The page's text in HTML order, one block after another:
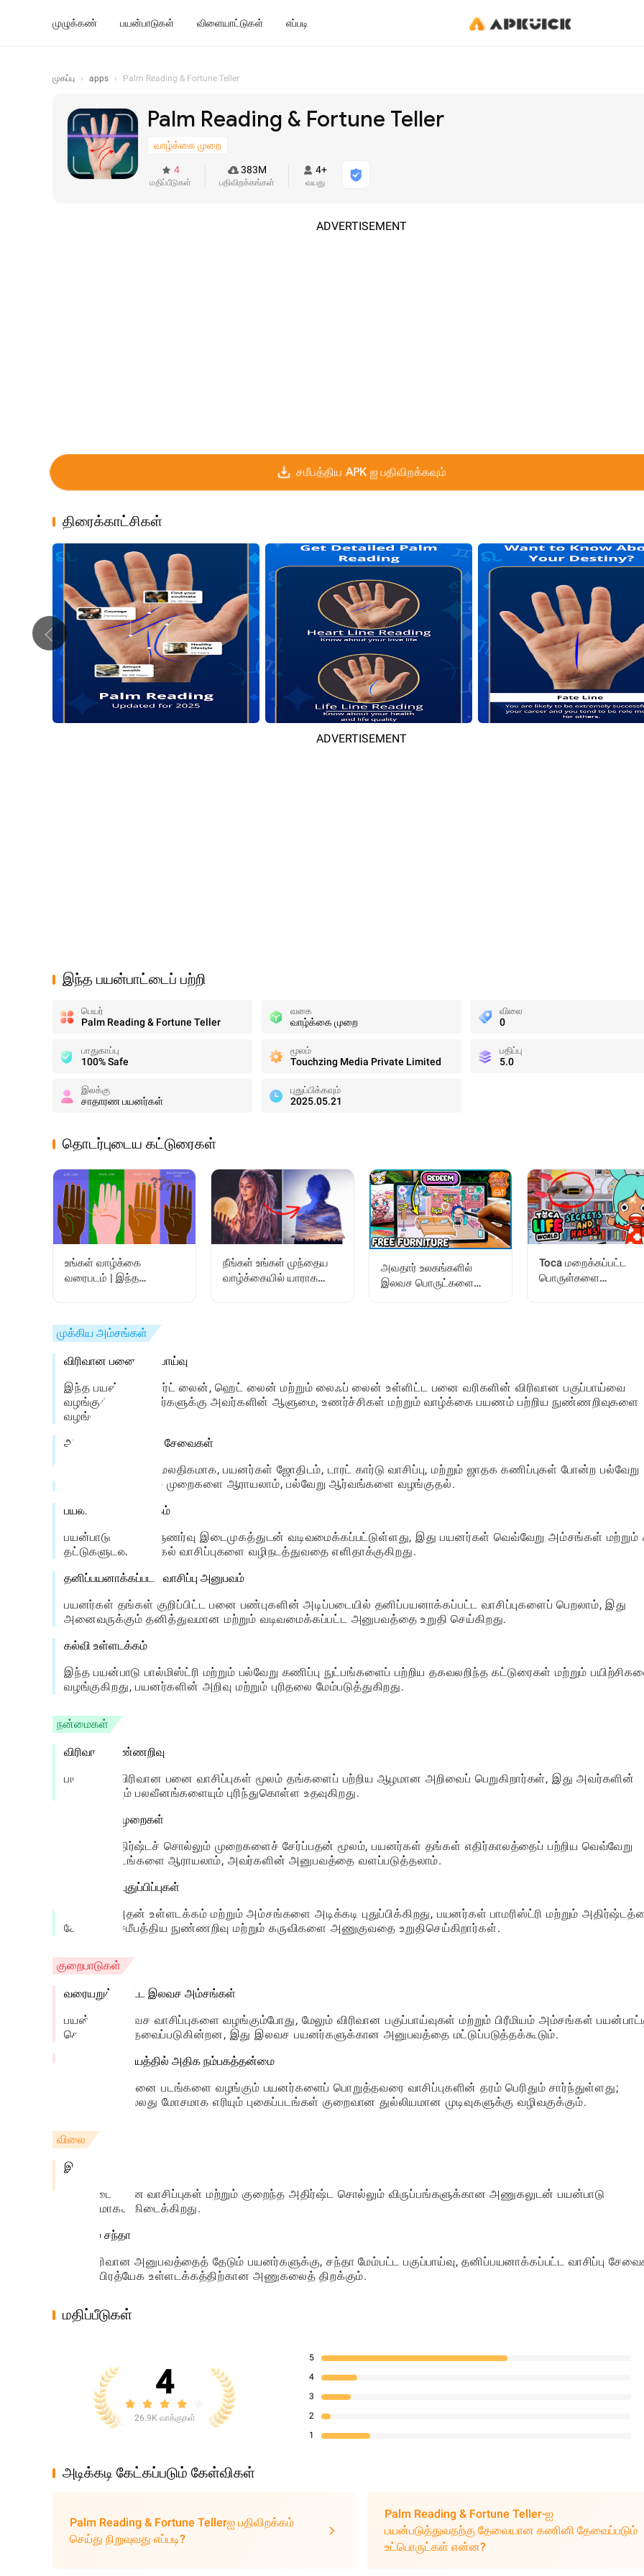
முழுக்கண் பயன்பாடுகள் விளையாட்டுகள் எப்படி
முகப்பு › apps › Palm Reading & Fortune Teller
Palm Reading & Fortune Teller
வாழ்க்கை முறை
4
மதிப்பீடுகள்
383M
பதிவிறக்கங்கள்
4+
வயது
ADVERTISEMENT
சமீபத்திய APK ஐ பதிவிறக்கவும்
திரைக்காட்சிகள்
ADVERTISEMENT
இந்த பயன்பாட்டைப் பற்றி
பெயர்
Palm Reading & Fortune Teller
வகை
வாழ்க்கை முறை
விலை
0
பாதுகாப்பு
100% Safe
மூலம்
Touchzing Media Private Limited
பதிப்பு
5.0
இலக்கு
சாதாரண பயனர்கள்
புதுப்பிக்கவும்
2025.05.21
தொடர்புடைய கட்டுரைகள்
உங்கள் வாழ்க்கை
வரைபடம் | இந்த
எதிர்காலத்தை
கண்டறியுங்கள்
நீங்கள் உங்கள் முந்தைய
வாழ்க்கையில் யாராக
அவதார் உலகங்களில்
இலவச பொருட்களை
Toca மறைக்கப்பட்ட
பொருள்களை
முக்கிய அம்சங்கள்
விரிவான பனை பகுப்பாய்வு
இந்த பயன்பாடு ஹார்ட் லைன், ஹெட் லைன் மற்றும் லைஃப் லைன் உள்ளிட்ட பனை வரிகளின் விரிவான பகுப்பாய்வை
வழங்குகிறது, பயனர்களுக்கு அவர்களின் ஆளுமை, உணர்ச்சிகள் மற்றும் வாழ்க்கை பயணம் பற்றிய நுண்ணறிவுகளை
வழங்குகிறது.
அதிர்ஷ்டம் சொல்லும் சேவைகள்
பனை வாசிப்புக்கு மேலதிகமாக, பயனர்கள் ஜோதிடம், டாரட் கார்டு வாசிப்பு, மற்றும் ஜாதக கணிப்புகள் போன்ற பல்வேறு
அதிர்ஷ்டச் செல்லும் முறைகளை ஆராயலாம், பல்வேறு ஆர்வங்களை வழங்குதல்.
பயனர் நட்பு இடைமுகம்
பயன்பாடு ஒரு உள்ளுணர்வு இடைமுகத்துடன் வடிவமைக்கப்பட்டுள்ளது, இது பயனர்கள் வெவ்வேறு அம்சங்கள் மற்றும்
தட்டுகளுடன் அணுகல் வாசிப்புகளை வழிநடத்துவதை எளிதாக்குகிறது.
தனிப்பயனாக்கப்பட்ட வாசிப்பு அனுபவம்
பயனர்கள் தங்கள் குறிப்பிட்ட பனை பண்புகளின் அடிப்படையில் தனிப்பயனாக்கப்பட்ட வாசிப்புகளைப் பெறலாம், இது
அனைவருக்கும் தனித்துவமான மற்றும் வடிவமைக்கப்பட்ட அனுபவத்தை உறுதி செய்கிறது.
கல்வி உள்ளடக்கம்
இந்த பயன்பாடு பால்மிஸ்ட்ரி மற்றும் பல்வேறு கணிப்பு நுட்பங்களைப் பற்றிய தகவலறிந்த கட்டுரைகள் மற்றும்
வழங்குகிறது, பயனர்களின் அறிவு மற்றும் புரிதலை மேம்படுத்துகிறது.
நன்மைகள்
விரிவான நுண்ணறிவு
பயனர்கள் விரிவான பனை வாசிப்புகள் மூலம் தங்களைப் பற்றிய ஆழமான அறிவைப் பெறுகிறார்கள், இது அவர்களின்
பலங்களையும் பலவீனங்களையும் புரிந்துகொள்ள உதவுகிறது.
பல கணிப்பு முறைகள்
பல்வேறு அதிர்ஷ்டச் சொல்லும் முறைகளைச் சேர்ப்பதன் மூலம், பயனர்கள் தங்கள் எதிர்காலத்தைப் பற்றிய வெவ்வேறு
கண்ணோட்டங்களை ஆராயலாம், அவர்களின் அனுபவத்தை வளப்படுத்தலாம்.
வழக்கமான புதுப்பிப்புகள்
பயன்பாடு அதன் உள்ளடக்கம் மற்றும் அம்சங்களை அடிக்கடி புதுப்பிக்கிறது, பயனர்கள் பாமரிஸ்ட்ரி மற்றும்
சேர்ப்பதில் சமீபத்திய நுண்ணறிவு மற்றும் கருவிகளை அணுகுவதை உறுதிசெய்கிறார்கள்.
குறைபாடுகள்
வரையறுக்கப்பட்ட இலவச அம்சங்கள்
பயன்பாடு இலவச வாசிப்புகளை வழங்கும்போது, ​​மேலும் விரிவான பகுப்பாய்வுகள் மற்றும் பிரீமியம் அம்சங்கள்
கொள்முதல் தேவைப்படுகின்றன, இது இலவச பயனர்களுக்கான அனுபவத்தை மட்டுப்படுத்தக்கூடும்.
உள்ளீட்டு துல்லியத்தில் அதிக நம்பகத்தன்மை
துல்லியமான பனை படங்களை வழங்கும் பயனர்களைப் பொறுத்தவரை வாசிப்புகளின் தரம் பெரிதும் சார்ந்துள்ளது;
தெளிவற்ற அல்லது மோசமாக எரியும் புகைப்படங்கள் குறைவான துல்லியமான முடிவுகளுக்கு வழிவகுக்கும்.
விலை
இலவச பதிப்பு
அடிப்படை பனை வாசிப்புகள் மற்றும் குறைந்த அதிர்ஷ்ட சொல்லும் விருப்பங்களுக்கான அணுகலுடன் பயன்பாடு
இலவசமாகக் கிடைக்கிறது.
பிரீமியம் சந்தா
ஒரு விரிவான அனுபவத்தைத் தேடும் பயனர்களுக்கு, சந்தா மேம்பட்ட பகுப்பாய்வு, தனிப்பயனாக்கப்பட்ட வாசிப்பு
மற்றும் பிரத்யேக உள்ளடக்கத்திற்கான அணுகலைத் திறக்கும்.
மதிப்பீடுகள்
4
26.9K வாக்குகள்
5
4
3
2
1
அடிக்கடி கேட்கப்படும் கேள்விகள்
Palm Reading & Fortune Tellerஐ பதிவிறக்கம்
செய்து நிறுவுவது எப்படி?
Palm Reading & Fortune Teller-ஐ
பயன்படுத்துவதற்கு தேவையான கணினி தேவைப்படும்
உட்பொருட்கள் என்ன?